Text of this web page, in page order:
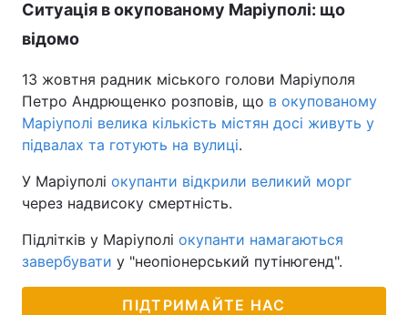
Ситуація в окупованому Маріуполі: що
відомо
13 жовтня радник міського голови Маріуполя
Петро Андрющенко розповів, що в окупованому
Маріуполі велика кількість містян досі живуть у
підвалах та готують на вулиці.
У Маріуполі окупанти відкрили великий морг
через надвисоку смертність.
Підлітків у Маріуполі окупанти намагаються
завербувати у "неопіонерський путінюгенд".
ПІДТРИМАЙТЕ НАС